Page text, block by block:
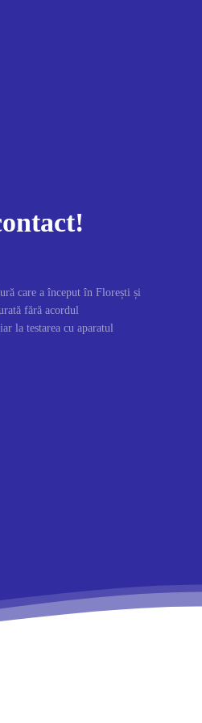
care a început în Florești și
fără acordul
la testarea cu aparatul